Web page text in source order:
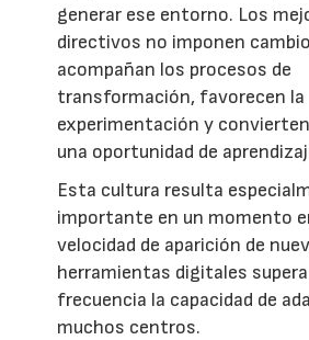
generar ese entorno. Los
directivos no imponen
acompañan los procesos de
transformación, favorecen la
experimentación y
una oportunidad de
Esta cultura resulta
importante en un momento
velocidad de aparición de
herramientas digitales
frecuencia la capacidad de
muchos centros.